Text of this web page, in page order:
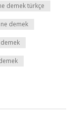
demek türkçe
demek
demek